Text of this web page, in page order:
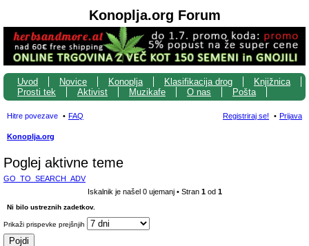
Konoplja.org Forum
Uvod Novice Konoplja Klasifikacija drog
Knjižnica
Prosti tek
Aktivist Muzikafe O nas Pošta
Hitre povezave FAQ Prijava
Registriraj se!
Konoplja.org
Poglej aktivne teme
GO_TO_SEARCH_ADV
Iskalnik je našel 0 ujemanj • Stran 1od 1
Ni bilo ustreznih zadetkov.
Prikaži prispevke prejšnjih